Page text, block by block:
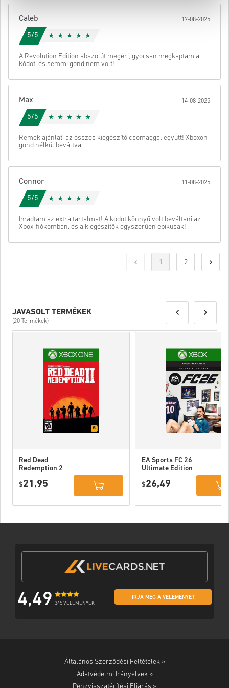
• Fejezd be a rendelést
Ezután kapsz egy e-mailt egy biztonságos linkkel a kódod
eléréséhez.
Caleb 17-08-2025
5/5
A Revolution Edition abszolút megéri, gyorsan megkaptam a
kódot, és semmi gond nem volt!
Max 14-08-2025
5/5
Remek ajánlat, az összes kiegészítő csomaggal együtt! Xboxon
gond nélkül beváltva.
Connor 11-08-2025
5/5
Imádtam az extra tartalmat! A kódot könnyű volt beváltani az
Xbox-fiókomban, és a kiegészítők egyszerűen epikusak!
1 2
JAVASOLT TERMÉKEK
(20 Termékek)
Red Dead
Redemption 2
$21,95
EA Sports FC 26
Ultimate Edition
Series X|S
$26,49
4,49 345 VÉLEMÉNYEK
ÍRJA MEG A VÉLEMÉNYÉT
Általános Szerződési Feltételek »
Adatvédelmi Irányelvek »